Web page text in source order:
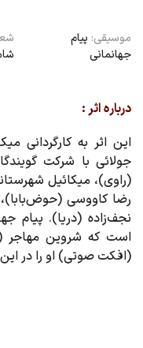
موسیقی: پیام
جهانمانی
درباره اثر :
این اثر به کارگردانی
جولائی با شرکت
(راوی)، میکائیل
رضا کاووسی
نجف‌‌زاده (دریا). پیام
است که شروین مهاجر
(افکت صوتی) او را در